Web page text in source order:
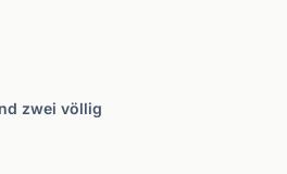
zwei völlig